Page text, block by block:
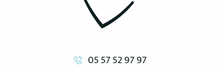
05 57 52 97 97